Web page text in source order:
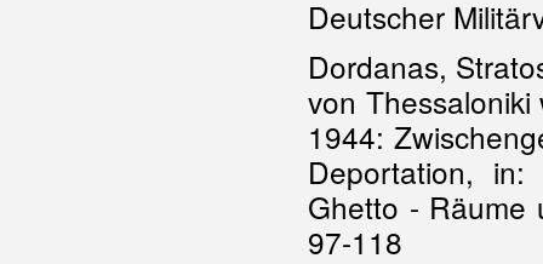
Deutscher
Dordanas,
von
1944:
Deportation,
Ghetto - Räume
97-118